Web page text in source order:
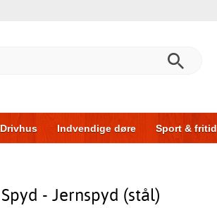
Drivhus Indvendige døre Sport & fritid
Spyd - Jernspyd (stål)